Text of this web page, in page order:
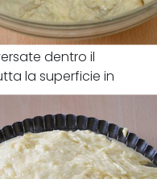
dentro il
la superficie in